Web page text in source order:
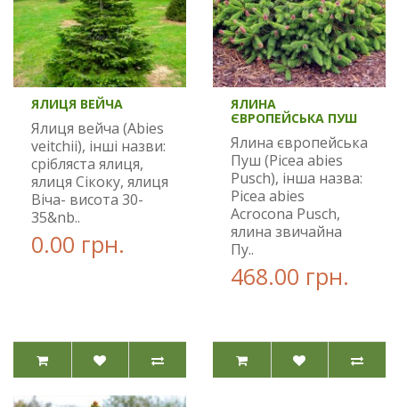
ЯЛИЦЯ ВЕЙЧА
Ялиця вейча (Abies
veitchii), інші назви:
срібляста ялиця,
ялиця Сікоку, ялиця
Віча- висота 30-
35&nb..
0.00 грн.
ЯЛИНА
ЄВРОПЕЙСЬКА ПУШ
Ялина європейська
Пуш (Picea abies
Pusch), інша назва:
Picea abies
Acrocona Pusch,
ялина звичайна
Пу..
468.00 грн.